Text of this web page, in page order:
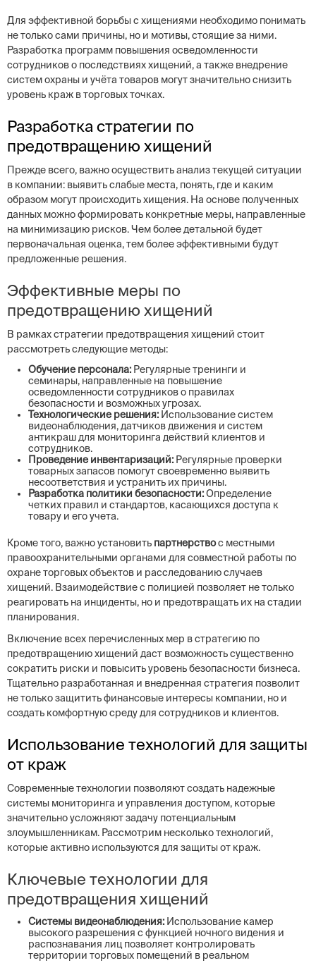
Для эффективной борьбы с хищениями необходимо понимать
не только сами причины, но и мотивы, стоящие за ними.
Разработка программ повышения осведомленности
сотрудников о последствиях хищений, а также внедрение
систем охраны и учёта товаров могут значительно снизить
уровень краж в торговых точках.
Разработка стратегии по
предотвращению хищений
Прежде всего, важно осуществить анализ текущей ситуации
в компании: выявить слабые места, понять, где и каким
образом могут происходить хищения. На основе полученных
данных можно формировать конкретные меры, направленные
на минимизацию рисков. Чем более детальной будет
первоначальная оценка, тем более эффективными будут
предложенные решения.
Эффективные меры по
предотвращению хищений
В рамках стратегии предотвращения хищений стоит
рассмотреть следующие методы:
Обучение персонала: Регулярные тренинги и
семинары, направленные на повышение
осведомленности сотрудников о правилах
безопасности и возможных угрозах.
Технологические решения: Использование систем
видеонаблюдения, датчиков движения и систем
антикраш для мониторинга действий клиентов и
сотрудников.
Проведение инвентаризаций: Регулярные проверки
товарных запасов помогут своевременно выявить
несоответствия и устранить их причины.
Разработка политики безопасности:Определение
четких правил и стандартов, касающихся доступа к
товару и его учета.
Кроме того, важно установить партнерствос местными
правоохранительными органами для совместной работы по
охране торговых объектов и расследованию случаев
хищений. Взаимодействие с полицией позволяет не только
реагировать на инциденты, но и предотвращать их на стадии
планирования.
Включение всех перечисленных мер в стратегию по
предотвращению хищений даст возможность существенно
сократить риски и повысить уровень безопасности бизнеса.
Тщательно разработанная и внедренная стратегия позволит
не только защитить финансовые интересы компании, но и
создать комфортную среду для сотрудников и клиентов.
Использование технологий для защиты
от краж
Современные технологии позволяют создать надежные
системы мониторинга и управления доступом, которые
значительно усложняют задачу потенциальным
злоумышленникам. Рассмотрим несколько технологий,
которые активно используются для защиты от краж.
Ключевые технологии для
предотвращения хищений
Системы видеонаблюдения: Использование камер
высокого разрешения с функцией ночного видения и
распознавания лиц позволяет контролировать
территории торговых помещений в реальном